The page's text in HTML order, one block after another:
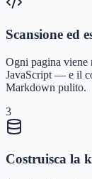
Scansione ed
Ogni pagina
JavaScript — e il
Markdown pulito.
3
Costruisca la